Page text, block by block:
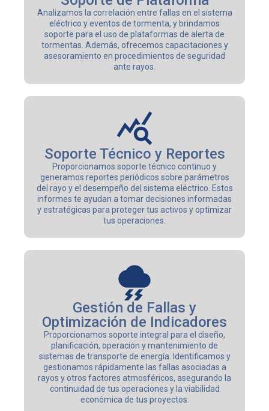
Analizamos la correlación entre fallas en el sistema
eléctrico y eventos de tormenta, y brindamos
soporte para el uso de plataformas de alerta de
tormentas. Además, ofrecemos capacitaciones y
asesoramiento en procedimientos de seguridad
ante rayos.
Soporte Técnico y Reportes
Proporcionamos soporte técnico continuo y
generamos reportes periódicos sobre parámetros
del rayo y el desempeño del sistema eléctrico. Estos
informes te ayudan a tomar decisiones informadas
y estratégicas para proteger tus activos y optimizar
tus operaciones.
Gestión de Fallas y
Optimización de Indicadores
Proporcionamos soporte integral para el diseño,
planificación, operación y mantenimiento de
sistemas de transporte de energía. Identificamos y
gestionamos rápidamente las fallas asociadas a
rayos y otros factores atmosféricos, asegurando la
continuidad de tus operaciones y la viabilidad
económica de tus proyectos.